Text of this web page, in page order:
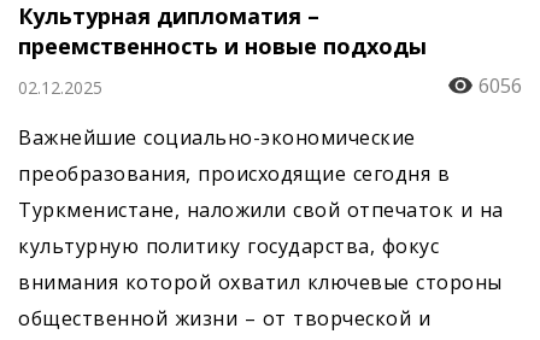
Культурная дипломатия –
преемственность и новые подходы
02.12.2025
6056
Важнейшие социально-экономические
преобразования, происходящие сегодня в
Туркменистане, наложили свой отпечаток и на
культурную политику государства, фокус
внимания которой охватил ключевые стороны
общественной жизни – от творческой и